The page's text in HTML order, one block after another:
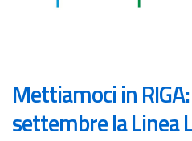
Mettiamoci in
settembre la Linea